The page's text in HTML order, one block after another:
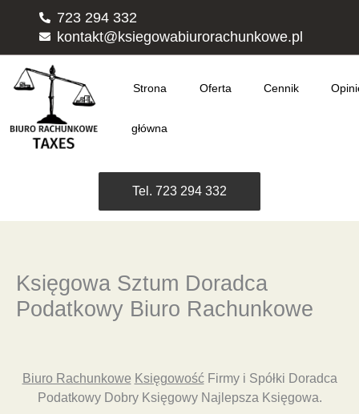
723 294 332
kontakt@ksiegowabiurorachunkowe.pl
Strona
główna
Oferta Cennik
Tel. 723 294 332
Księgowa Sztum Doradca
Podatkowy Biuro Rachunkowe
Biuro Rachunkowe KsięgowośćFirmy i Spółki Doradca
Podatkowy Dobry Księgowy Najlepsza Księgowa.